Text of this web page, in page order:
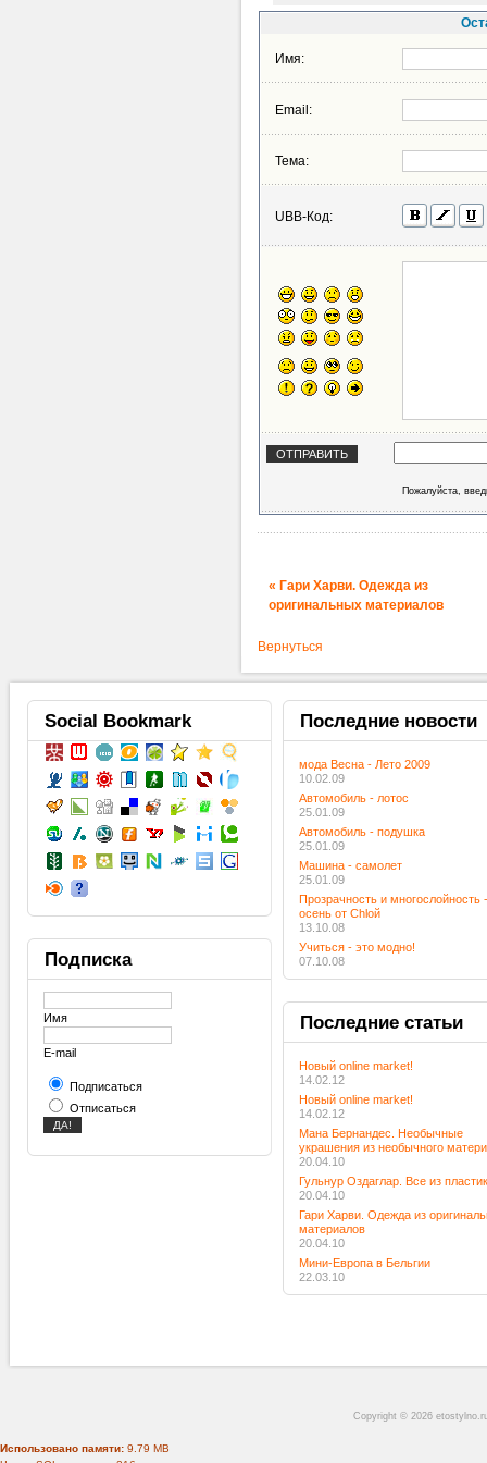
Имя:
Email:
Тема:
UBB-Код:
Пожалуйста,
« Гари Харви. Одежда из
оригинальных материалов
Вернуться
Social Bookmark
Подписка
Имя
E-mail
Подписаться
Отписаться
Последниеновости
мода Весна - Лето 2009
10.02.09
Автомобиль - лотос
25.01.09
Автомобиль - подушка
25.01.09
Машина - самолет
25.01.09
Прозрачность и многослойность -
осень от Chloй
13.10.08
Учиться - это модно!
07.10.08
Последниестатьи
Новый online market!
14.02.12
Новый online market!
14.02.12
Мана Бернандес. Необычные
украшения из необычного
20.04.10
Гульнур Оздаглар. Все из
20.04.10
Гари Харви. Одежда из
материалов
20.04.10
Мини-Европа в Бельгии
22.03.10
Copyright © 2026
Использовано памяти: 9.79 MB